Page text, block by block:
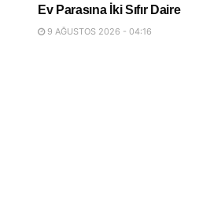
Ev Parasına İki Sıfır Daire
9 AĞUSTOS 2026 - 04:16